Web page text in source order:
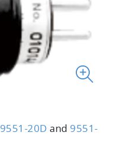
9551-20D and 9551-